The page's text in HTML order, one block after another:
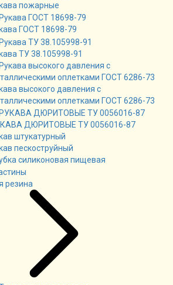
пожарные
ГОСТ 18698-79
ТУ 38.105998-91
высокого давления с
оплетками ГОСТ 6286-73
ДЮРИТОВЫЕ ТУ 0056016-87
штукатурный
пескоструйный
силиконовая пищевая
резина